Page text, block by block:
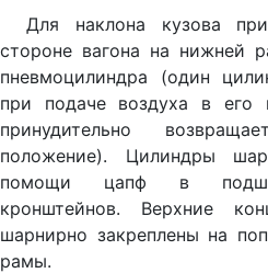
Для наклона кузова
стороне вагона на нижней
пневмоцилиндра (один
при подаче воздуха в его
принудительно
положение). Цилиндры
помощи цапф в
кронштейнов. Верхние
шарнирно закреплены на
рамы.